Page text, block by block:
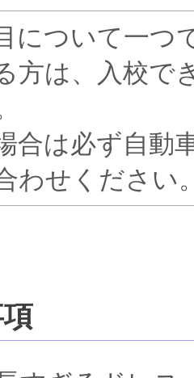
について一つ
方は、入校で
合は必ず自動
わせください